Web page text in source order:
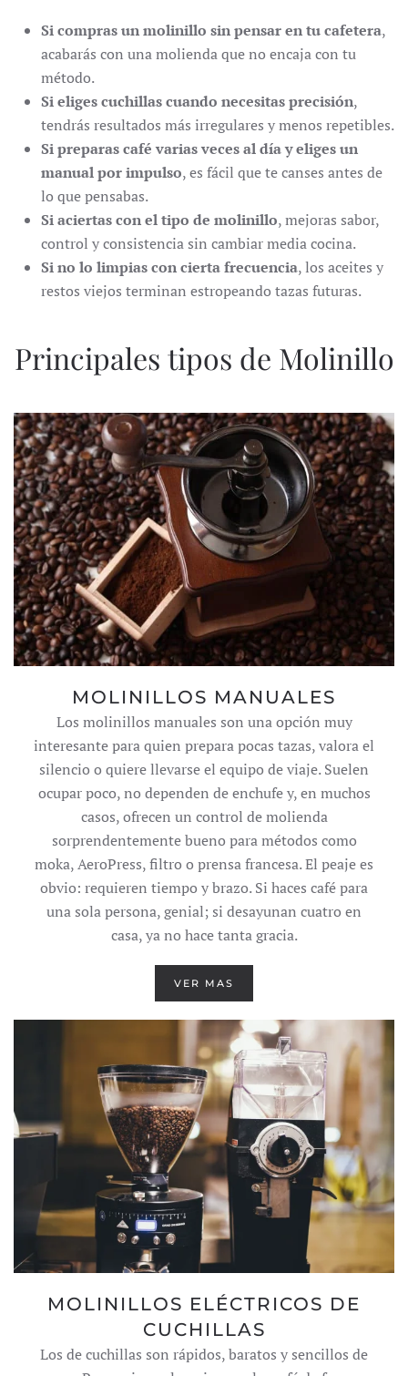
Si compras un molinillo sin pensar en tu cafetera,
acabarás con una molienda que no encaja con tu
método.
Si eliges cuchillas cuando necesitas precisión,
tendrás resultados más irregulares y menos repetibles.
Si preparas café varias veces al día y eliges un
manual por impulso, es fácil que te canses antes de
lo que pensabas.
Si aciertas con el tipo de molinillo, mejoras sabor,
control y consistencia sin cambiar media cocina.
Si no lo limpias con cierta frecuencia, los aceites y
restos viejos terminan estropeando tazas futuras.
Principales tipos de Molinillo
MOLINILLOS MANUALES
Los molinillos manuales son una opción muy
interesante para quien prepara pocas tazas, valora el
silencio o quiere llevarse el equipo de viaje. Suelen
ocupar poco, no dependen de enchufe y, en muchos
casos, ofrecen un control de molienda
sorprendentemente bueno para métodos como
moka, AeroPress, filtro o prensa francesa. El peaje es
obvio: requieren tiempo y brazo. Si haces café para
una sola persona, genial; si desayunan cuatro en
casa, ya no hace tanta gracia.
VER MAS
MOLINILLOS ELÉCTRICOS DE
CUCHILLAS
Los de cuchillas son rápidos, baratos y sencillos de